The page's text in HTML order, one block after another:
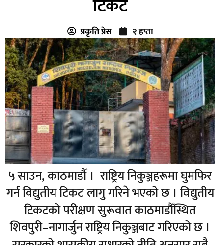
टिकट
प्रकृति प्रेस २ हप्ता
५ साउन, काठमाडौँ । राष्ट्रिय निकुञ्जहरूमा घुमफिर
गर्न विद्युतीय टिकट लागु गरिने भएको छ । विद्युतीय
टिकटको परीक्षण सुरूवात काठमाडौँस्थित
शिवपुरी–नागार्जुन राष्ट्रिय निकुञ्जबाट गरिएको छ ।